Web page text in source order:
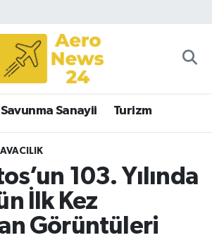
Savunma Sanayii Turizm
103. Yılında
İlk Kez
Görüntüleri